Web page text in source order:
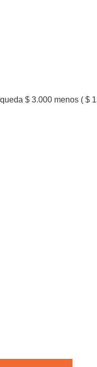
$ 3.000 menos ( $